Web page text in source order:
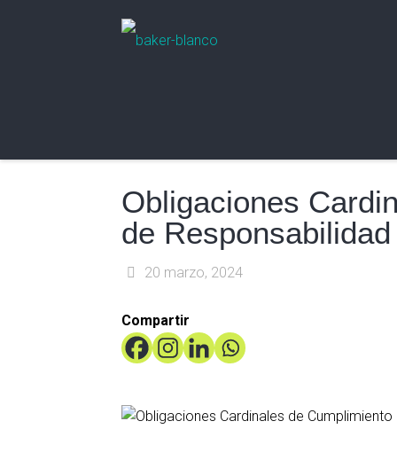
Obligaciones
de
20 marzo, 2024
Compartir